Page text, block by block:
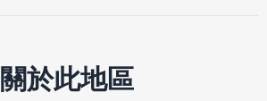
關於此地區